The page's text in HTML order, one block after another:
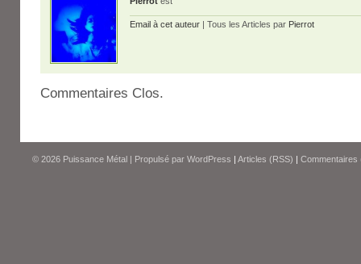
Email à cet auteur | Tous les Articles par Pierrot
Commentaires Clos.
© 2026 Puissance Métal Propulsé par WordPress Articles (RSS) Commentaires